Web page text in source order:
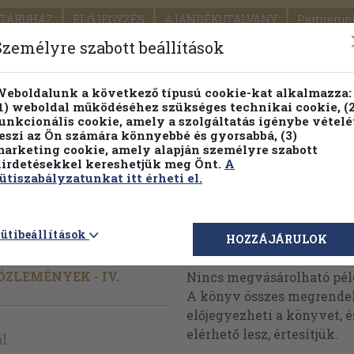
ELŐJEGYZÉS AJÁNDÉKUTALVÁNY
SEGÍTSÉG
PILLANATNYI ÁRAINK FENNTARTHATÓ
Részletes kereső Témaköri fa
- IV.
Megvásárolható
Nincs megvásárolható
A könyv összes
előjegyezheti a könyvet,
elérhető lesz, értesítjük.
szabott beállítások
a következő típusú cookie-kat alkalmazza:
weboldal működéséhez szükséges technikai cookie,
cookie, amely a szolgáltatás igénybe
az Ön számára könnyebbé és gyorsabbá, (3)
cookie, amely alapján személyre szabott
kereshetjük meg Önt. A
itt érheti el.
HOZZÁJÁRULOK